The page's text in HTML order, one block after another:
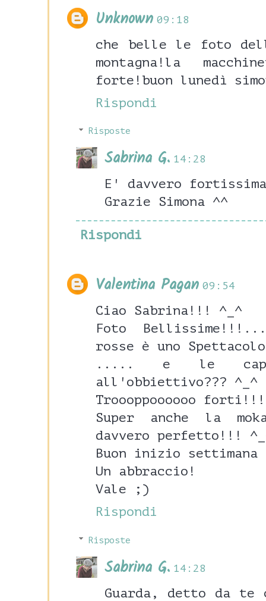
Unknown 09:18
che belle le foto
montagna!la
forte!buon lunedì
Rispondi
Risposte
Sabrina G. 14:28
E' davvero
Grazie Simona ^^
Rispondi
Valentina Pagan 09:54
Ciao Sabrina!!! ^_^
Foto
rosse è uno
..... e le
all'obbiettivo??? ^_^
Troooppoooooo
Super anche la
davvero perfetto!!!
Buon inizio
Un abbraccio!
Vale ;)
Rispondi
Risposte
Sabrina G. 14:28
Guarda, detto da